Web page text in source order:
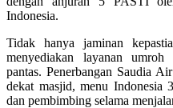
Indonesia.
Tidak hanya jaminan
menyediakan layanan
pantas. Penerbangan Saudia
dekat masjid, menu Indonesia
dan pembimbing selama